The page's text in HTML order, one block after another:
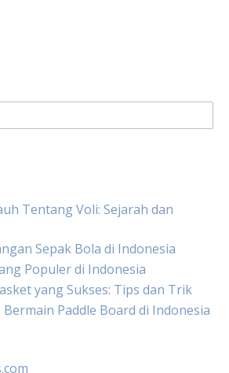
Tentang Voli: Sejarah dan
Sepak Bola di Indonesia
Populer di Indonesia
yang Sukses: Tips dan Trik
Paddle Board di Indonesia